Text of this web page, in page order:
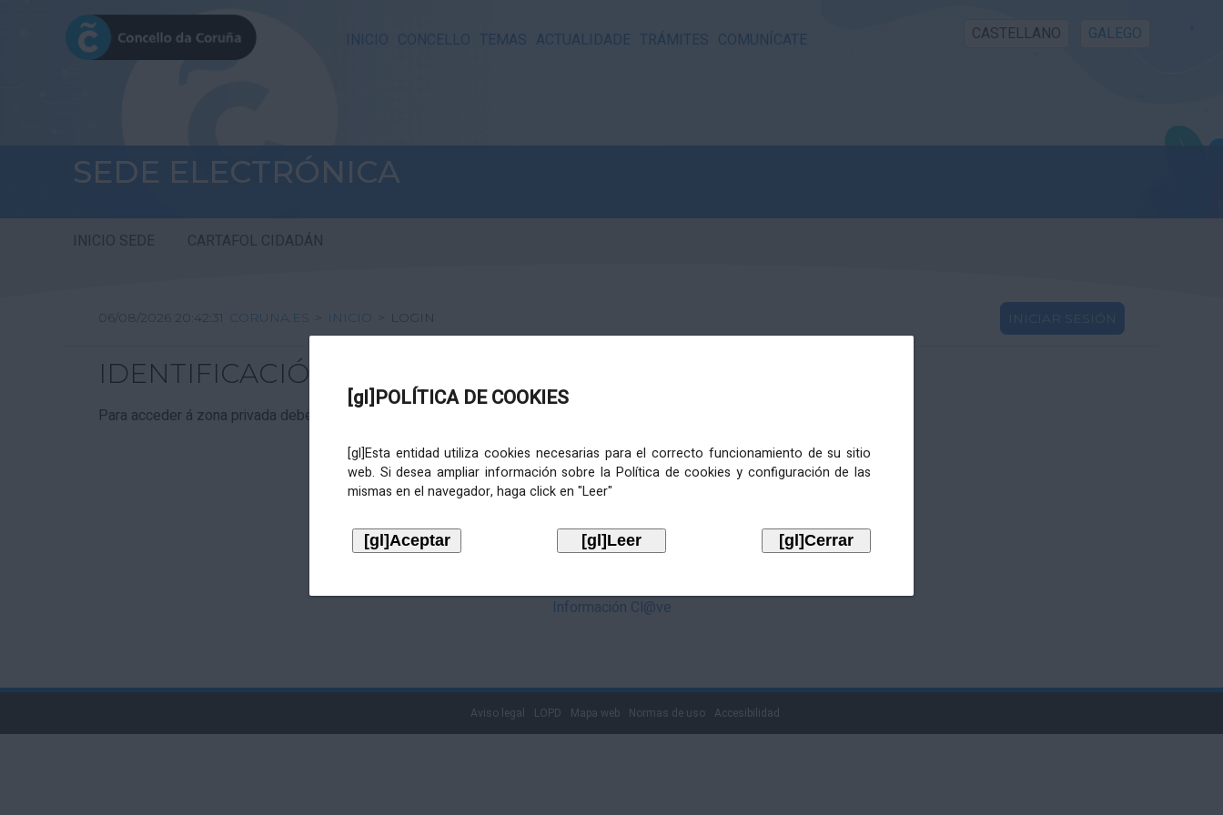
INICIO CONCELLO TEMAS ACTUALIDADE TRÁMITES COMUNÍCATE CASTELLANO GALEGO
SEDE ELECTRÓNICA
INICIO SEDE CARTAFOL CIDADÁN
[gl]POLÍTICA DE COOKIES
[gl]Esta entidad utiliza cookies necesarias para el correcto funcionamiento de su sitio
web. Si desea ampliar información sobre la Política de cookies y configuración de las
mismas en el navegador, haga click en "Leer"
06/08/2026 20:42:31 CORUNA.ES > INICIO > LOGIN INICIAR SESIÓN
IDENTIFICACIÓN
Para acceder á zona privada debe identificarse mediante Cl@ve. Pulse no logotipo
Información Cl@ve
Aviso legal LOPD Mapa web Normas de uso Accesibilidad